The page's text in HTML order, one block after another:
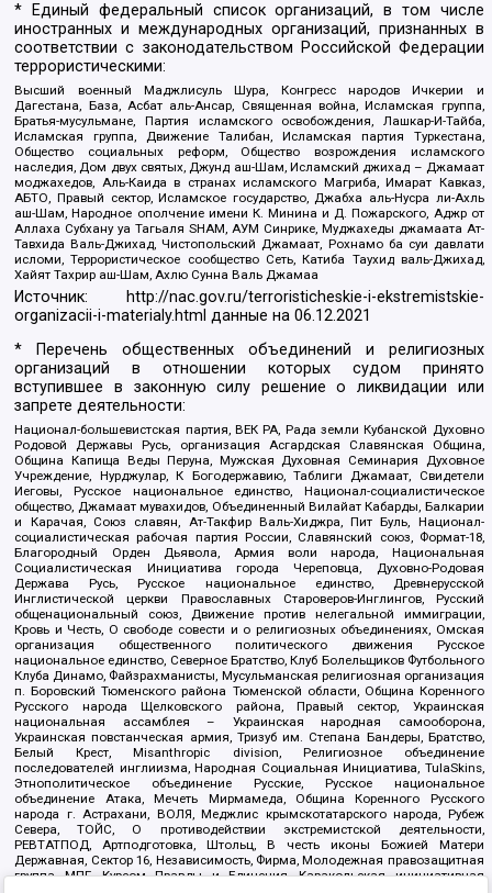
* Единый федеральный список организаций, в том числе
иностранных и международных организаций, признанных в
соответствии с законодательством Российской Федерации
террористическими:
Высший военный Маджлисуль Шура, Конгресс народов Ичкерии и
Дагестана, База, Асбат аль-Ансар, Священная война, Исламская группа,
Братья-мусульмане, Партия исламского освобождения, Лашкар-И-Тайба,
Исламская группа, Движение Талибан, Исламская партия Туркестана,
Общество социальных реформ, Общество возрождения исламского
наследия, Дом двух святых, Джунд аш-Шам, Исламский джихад – Джамаат
моджахедов, Аль-Каида в странах исламского Магриба, Имарат Кавказ,
АБТО, Правый сектор, Исламское государство, Джабха аль-Нусра ли-Ахль
аш-Шам, Народное ополчение имени К. Минина и Д. Пожарского, Аджр от
Аллаха Субхану уа Тагьаля SHAM, АУМ Синрике, Муджахеды джамаата Ат-
Тавхида Валь-Джихад, Чистопольский Джамаат, Рохнамо ба суи давлати
исломи, Террористическое сообщество Сеть, Катиба Таухид валь-Джихад,
Хайят Тахрир аш-Шам, Ахлю Сунна Валь Джамаа
Источник:
http://nac.gov.ru/terroristicheskie-i-ekstremistskie-
organizacii-i-materialy.html данные на06.12.2021
* Перечень общественных объединений и религиозных
организаций в отношении которых судом принято
вступившее в законную силу решение о ликвидации или
запрете деятельности:
Национал-большевистская партия, ВЕК РА, Рада земли Кубанской Духовно
Родовой Державы Русь, организация Асгардская Славянская Община,
Община Капища Веды Перуна, Мужская Духовная Семинария Духовное
Учреждение, Нурджулар, К Богодержавию, Таблиги Джамаат, Свидетели
Иеговы, Русское национальное единство, Национал-социалистическое
общество, Джамаат мувахидов, Объединенный Вилайат Кабарды, Балкарии
и Карачая, Союз славян, Ат-Такфир Валь-Хиджра, Пит Буль, Национал-
социалистическая рабочая партия России, Славянский союз, Формат-18,
Благородный Орден Дьявола, Армия воли народа, Национальная
Социалистическая Инициатива города Череповца, Духовно-Родовая
Держава Русь, Русское национальное единство, Древнерусской
Инглистической церкви Православных Староверов-Инглингов, Русский
общенациональный союз, Движение против нелегальной иммиграции,
Кровь и Честь, О свободе совести и о религиозных объединениях, Омская
организация общественного политического движения Русское
национальное единство, Северное Братство, Клуб Болельщиков Футбольного
Клуба Динамо, Файзрахманисты, Мусульманская религиозная организация
п. Боровский Тюменского района Тюменской области, Община Коренного
Русского народа Щелковского района, Правый сектор, Украинская
национальная ассамблея – Украинская народная самооборона,
Украинская повстанческая армия, Тризуб им. Степана Бандеры, Братство,
Белый Крест, Misanthropic division, Религиозное объединение
последователей инглиизма, Народная Социальная Инициатива, TulaSkins,
Этнополитическое объединение Русские, Русское национальное
объединение Атака, Мечеть Мирмамеда, Община Коренного Русского
народа г. Астрахани, ВОЛЯ, Меджлис крымскотатарского народа, Рубеж
Севера, ТОЙС, О противодействии экстремистской деятельности,
РЕВТАТПОД, Артподготовка, Штольц, В честь иконы Божией Матери
Державная, Сектор 16, Независимость, Фирма, Молодежная правозащитная
группа МПГ, Курсом Правды и Единения, Каракольская инициативная